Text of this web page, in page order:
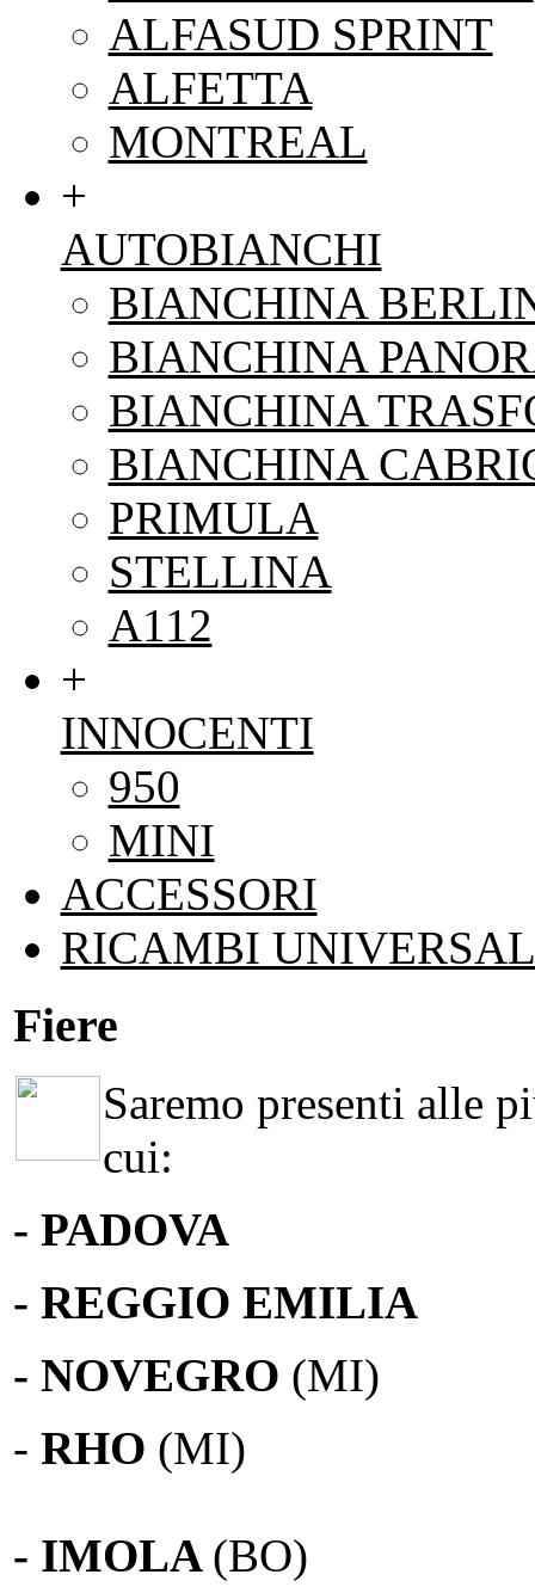
ALFASUD SPRINT
ALFETTA
MONTREAL
+
AUTOBIANCHI
BIANCHINA
BIANCHINA
BIANCHINA
BIANCHINA
PRIMULA
STELLINA
A112
+
INNOCENTI
950
MINI
ACCESSORI
RICAMBI
Fiere
Saremo presenti alle
cui:
- PADOVA
- REGGIO EMILIA
- NOVEGRO (MI)
- RHO (MI)
- IMOLA (BO)